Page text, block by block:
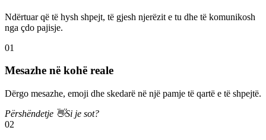
Ndërtuar që të hysh shpejt, të gjesh njerëzit e tu dhe të komunikosh
nga çdo pajisje.
01
Mesazhe në kohë reale
Dërgo mesazhe, emoji dhe skedarë në një pamje të qartë e të shpejtë.
Përshëndetje 👋Si je sot?
02